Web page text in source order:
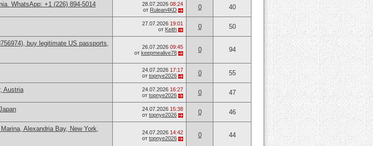
WhatsApp: +1 (226) 894-5014 28.07.2026 08:24
от Rulean4KD 0 40
27.07.2026 19:01
от Keith 0 50
buy legitimate US passports,
26.07.2026 09:45
от keepmealive78 0 94
24.07.2026 17:17
от topnye2026 0 55
Austria 24.07.2026 16:27
от topnye2026 0 47
24.07.2026 15:38
от topnye2026 0 46
Alexandria Bay, New York,
24.07.2026 14:42
от topnye2026 0 44